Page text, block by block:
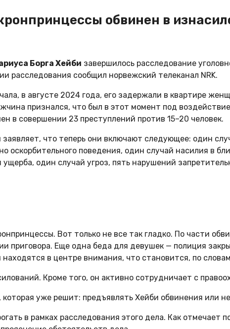
обвинен в
Борга Хейби завершилось расследование
расследования сообщил норвежский телеканал NRK.
в августе 2024 года, его задержали в квартире
признался, что был в этот момент под
в совершении 23 преступлений против 15–20 человек.
что теперь они включают следующее: один
оскорбительного поведения, один случай насилия в
один случай угроз, пять нарушений
Вот только не все так гладко. По части
приговора. Еще одна беда для девушек — полиция
в центре внимания, что становится, по
Кроме того, он активно сотрудничает с
уже решит: предъявлять Хейби обвинения или
в рамках расследования этого дела. Как отмечает